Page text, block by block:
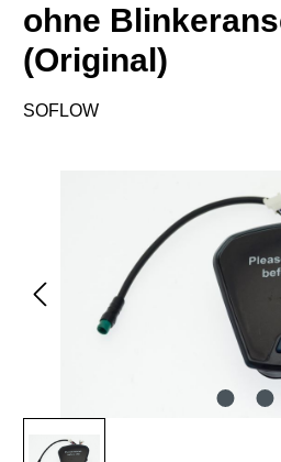
ohne
(Original)
SOFLOW